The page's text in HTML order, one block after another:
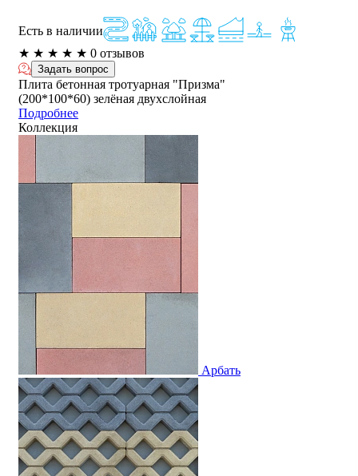
Есть в наличии
★ ★ ★ ★ ★ 0 отзывов
Задать вопрос
Плита бетонная тротуарная "Призма"
(200*100*60) зелёная двухслойная
Подробнее
Коллекция
Арбать